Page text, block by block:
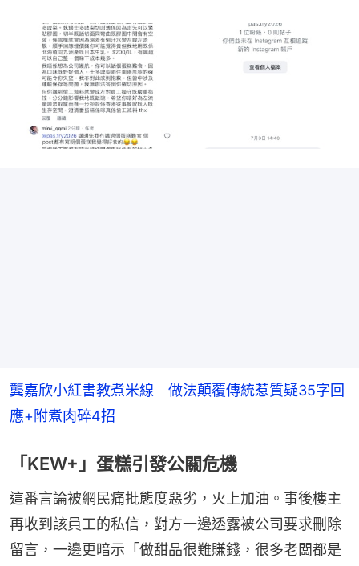
龔嘉欣小紅書教煮米線　做法顛覆傳統惹質疑35字回
應+附煮肉碎4招
「KEW+」蛋糕引發公關危機
這番言論被網民痛批態度惡劣，火上加油。事後樓主
再收到該員工的私信，對方一邊透露被公司要求刪除
留言，一邊更暗示「做甜品很難賺錢，很多老闆都是